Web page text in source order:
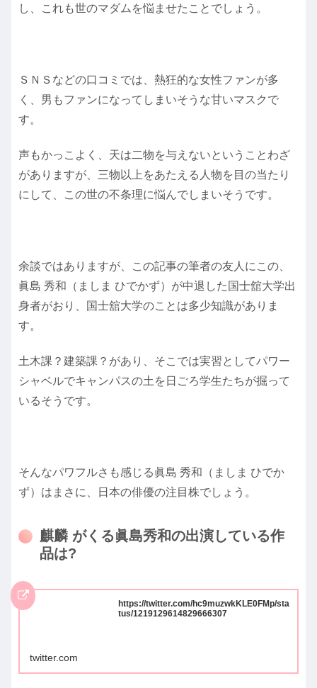
し、これも世のマダムを悩ませたことでしょう。
ＳＮＳなどの口コミでは、熱狂的な女性ファンが多
く、男もファンになってしまいそうな甘いマスクで
す。
声もかっこよく、天は二物を与えないということわざ
がありますが、三物以上をあたえる人物を目の当たり
にして、この世の不条理に悩んでしまいそうです。
余談ではありますが、この記事の筆者の友人にこの、
眞島 秀和（ましま ひでかず）が中退した国士舘大学出
身者がおり、国士舘大学のことは多少知識がありま
す。
土木課？建築課？があり、そこでは実習としてパワー
シャベルでキャンパスの土を日ごろ学生たちが掘って
いるそうです。
そんなパワフルさも感じる眞島 秀和（ましま ひでか
ず）はまさに、日本の俳優の注目株でしょう。
麒麟 がくる眞島秀和の出演している作
品は?
https://twitter.com/hc9muzwkKLE0FMp/sta
tus/1219129614829666307
twitter.com